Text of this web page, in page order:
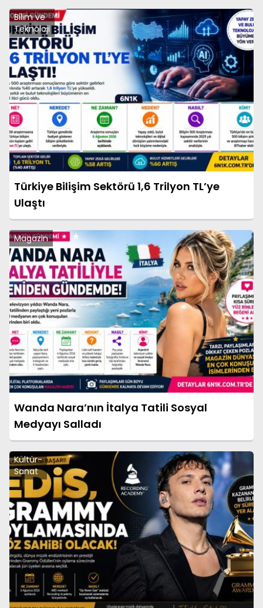
Bilim ve
Teknoloji
Türkiye Bilişim Sektörü 1,6 Trilyon TL’ye
Ulaştı
Magazin
Wanda Nara’nın İtalya Tatili Sosyal
Medyayı Salladı
Kültür-
Sanat